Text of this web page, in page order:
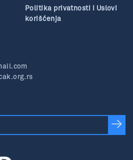
Politika privatnosti i Uslovi
korišćenja